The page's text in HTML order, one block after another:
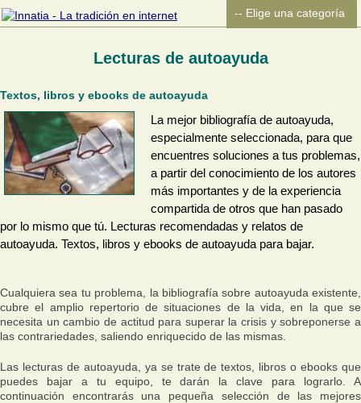
Lecturas de autoayuda
Textos, libros y ebooks de autoayuda
La mejor bibliografía de autoayuda,
especialmente seleccionada, para que
encuentres soluciones a tus problemas,
a partir del conocimiento de los autores
más importantes y de la experiencia
compartida de otros que han pasado
por lo mismo que tú. Lecturas recomendadas y relatos de
autoayuda. Textos, libros y ebooks de autoayuda para bajar.
Cualquiera sea tu problema, la bibliografía sobre autoayuda existente,
cubre el amplio repertorio de situaciones de la vida, en la que se
necesita un cambio de actitud para superar la crisis y sobreponerse a
las contrariedades, saliendo enriquecido de las mismas.
Las lecturas de autoayuda, ya se trate de textos, libros o ebooks que
puedes bajar a tu equipo, te darán la clave para lograrlo. A
continuación encontrarás una pequeña selección de las mejores